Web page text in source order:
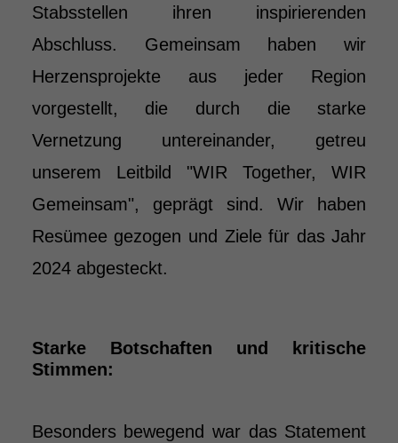
Stabsstellen ihren inspirierenden
Abschluss. Gemeinsam haben wir
Herzensprojekte aus jeder Region
vorgestellt, die durch die starke
Vernetzung untereinander, getreu
unserem Leitbild "WIR Together, WIR
Gemeinsam", geprägt sind. Wir haben
Resümee gezogen und Ziele für das Jahr
2024 abgesteckt.
Starke Botschaften und kritische
Stimmen:
Besonders bewegend war das Statement